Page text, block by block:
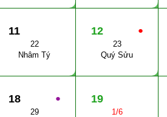
11
22
Nhâm Tý
●
12
23
Quý Sửu
●
18
29
19
1/6